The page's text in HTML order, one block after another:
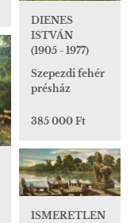
DIENES
ISTVÁN
(1905 - 1977)
Szepezdi fehér
présház
385 000 Ft
ISMERETLEN